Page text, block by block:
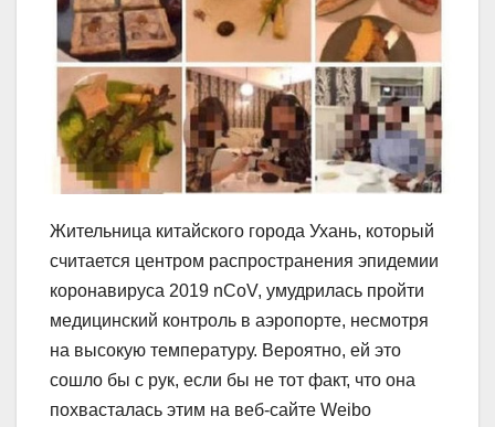
Жительница китайского города Ухань, который
считается центром распространения эпидемии
коронавируса 2019 nCoV, умудрилась пройти
медицинский контроль в аэропорте, несмотря
на высокую температуру. Вероятно, ей это
сошло бы с рук, если бы не тот факт, что она
похвасталась этим на веб-сайте Weibo